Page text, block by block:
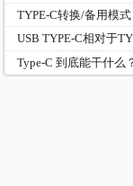
TYPE-C转换/备用模式